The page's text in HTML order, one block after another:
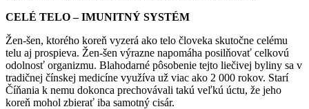
CELÉ TELO – IMUNITNÝ SYSTÉM
Žen-šen, ktorého koreň vyzerá ako telo človeka skutočne celému
telu aj prospieva. Žen-šen výrazne napomáha posilňovať celkovú
odolnosť organizmu. Blahodarné pôsobenie tejto liečivej byliny sa v
tradičnej čínskej medicíne využíva už viac ako 2 000 rokov. Starí
Číňania k nemu dokonca prechovávali takú veľkú úctu, že jeho
koreň mohol zbierať iba samotný cisár.